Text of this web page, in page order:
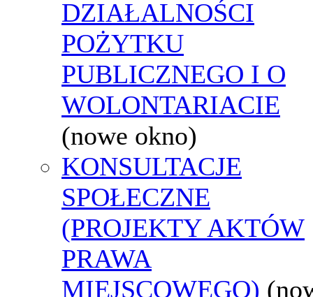
DZIAŁALNOŚCI
POŻYTKU
PUBLICZNEGO I O
WOLONTARIACIE
(nowe okno)
KONSULTACJE
SPOŁECZNE
(PROJEKTY AKTÓW
PRAWA
MIEJSCOWEGO)